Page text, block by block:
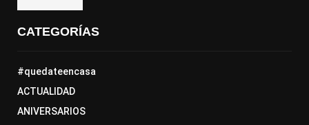
CATEGORÍAS
#quedateencasa
ACTUALIDAD
ANIVERSARIOS